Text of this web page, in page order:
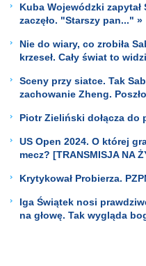
Kuba Wojewódzki
zaczęło. "Starszy pan..." »
Nie do wiary, co zrobiła
krzeseł. Cały świat to
Sceny przy siatce. Tak
zachowanie Zheng.
Piotr Zieliński dołącza do
US Open 2024. O której
mecz? [TRANSMISJA NA
Krytykował Probierza.
Iga Świątek nosi
na głowę. Tak wygląda